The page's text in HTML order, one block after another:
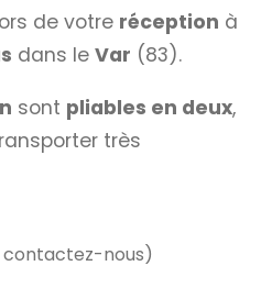
de votre réception à
dans le Var (83).
sont pliables en deux,
très
contactez-nous)